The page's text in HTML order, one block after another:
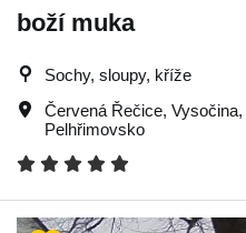
boží muka
Sochy, sloupy, kříže
Červená Řečice, Vysočina,
Pelhřimovsko